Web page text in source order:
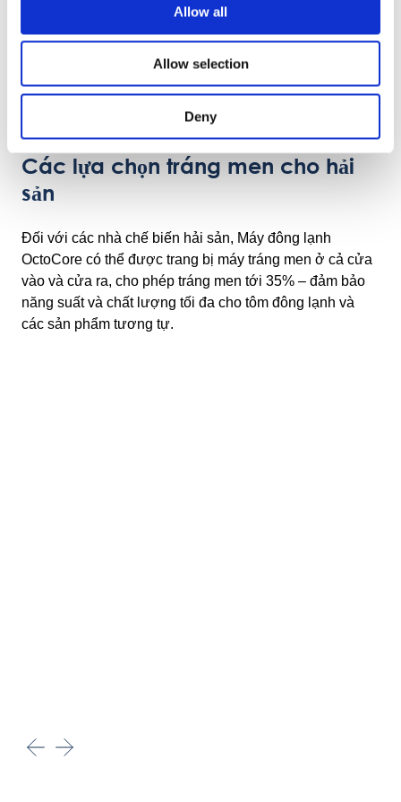
Allow all
Allow selection
Deny
Các lựa chọn tráng men cho hải
sản
Đối với các nhà chế biến hải sản, Máy đông lạnh
OctoCore có thể được trang bị máy tráng men ở cả cửa
vào và cửa ra, cho phép tráng men tới 35% – đảm bảo
năng suất và chất lượng tối đa cho tôm đông lạnh và
các sản phẩm tương tự.